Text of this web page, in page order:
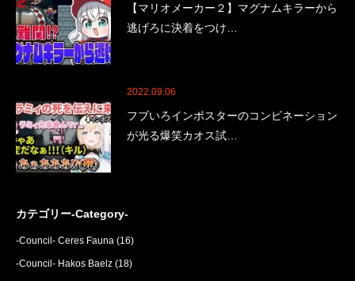
【マリオメーカー２】マグナムキラーから
逃げろに決着をつけ…
2022.09.06
フブいろインポスターのコンビネーション
が光る爆笑カオス試…
カテゴリー-Category-
-Council- Ceres Fauna (16)
-Council- Hakos Baelz (18)